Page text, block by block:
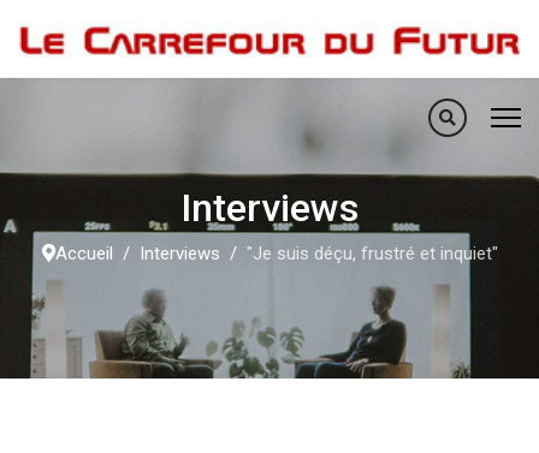
Interviews
Accueil Interviews "Je suis déçu, frustré et inquiet"